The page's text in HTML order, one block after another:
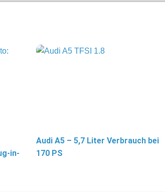
in-
Audi A5 – 5,7 Liter Verbrauch bei
170 PS